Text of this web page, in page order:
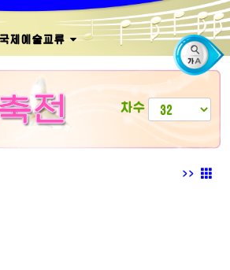
국제예술교류
차수
>>